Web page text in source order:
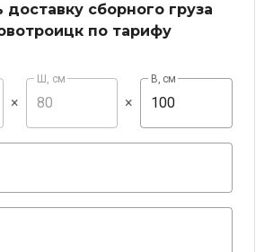
доставку сборного груза
по тарифу
×
Ш, см
×
В, см